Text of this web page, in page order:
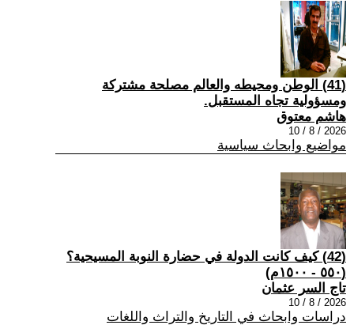
(41) الوطن ومحيطه والعالم مصلحة مشتركة
ومسؤولية تجاه المستقبل.
هاشم معتوق
2026 / 8 / 10
مواضيع وابحاث سياسية
(42) كيف كانت الدولة في حضارة النوبة المسيحية؟
(٥٥٠ - ١٥٠٠م)
تاج السر عثمان
2026 / 8 / 10
دراسات وابحاث في التاريخ والتراث واللغات